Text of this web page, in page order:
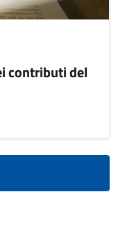
contributi del